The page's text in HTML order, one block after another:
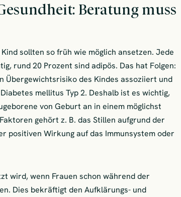
Beratung muss
sollten so früh wie möglich ansetzen. Jede
rund 20 Prozent sind adipös. Das hat Folgen:
Übergewichtsrisiko des Kindes assoziiert und
mellitus Typ 2. Deshalb ist es wichtig,
von Geburt an in einem möglichst
gehört z. B. das Stillen aufgrund der
positiven Wirkung auf das Immunsystem oder
wird, wenn Frauen schon während der
Dies bekräftigt den Aufklärungs- und